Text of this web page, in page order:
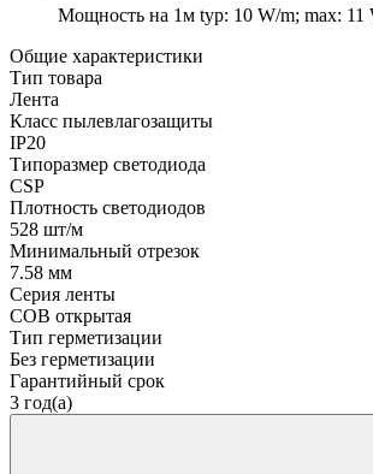
Мощность на 1м typ: 10 W/m; max: 11
Общие характеристики
Тип товара
Лента
Класс пылевлагозащиты
IP20
Типоразмер светодиода
CSP
Плотность светодиодов
528 шт/м
Минимальный отрезок
7.58 мм
Серия ленты
COB открытая
Тип герметизации
Без герметизации
Гарантийный срок
3 год(а)